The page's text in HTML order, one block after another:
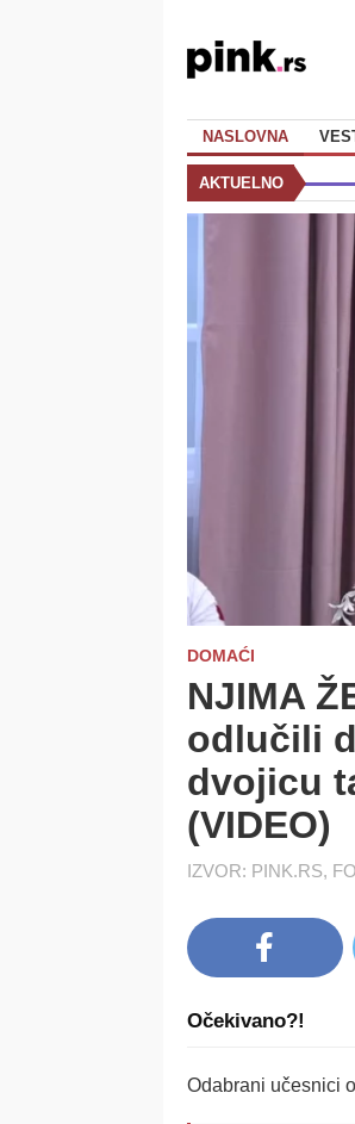
NASLOVNA
AKTUELNO
DOMAĆI
NJIMA
odlučili
dvojicu
(VIDEO)
IZVOR: PINK.RS,
Očekivano?!
Odabrani učesnici